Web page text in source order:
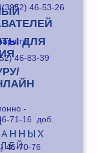
ДЛЯ
(3952) 46-53-26
46-83-39
-
71-16
доб.
46-70-76